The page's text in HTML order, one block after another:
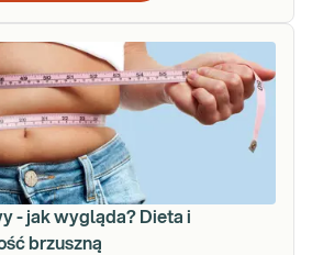
- jak wygląda? Dieta i
brzuszną